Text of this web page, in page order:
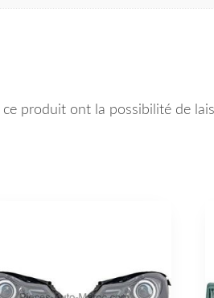
produit ont la possibilité de